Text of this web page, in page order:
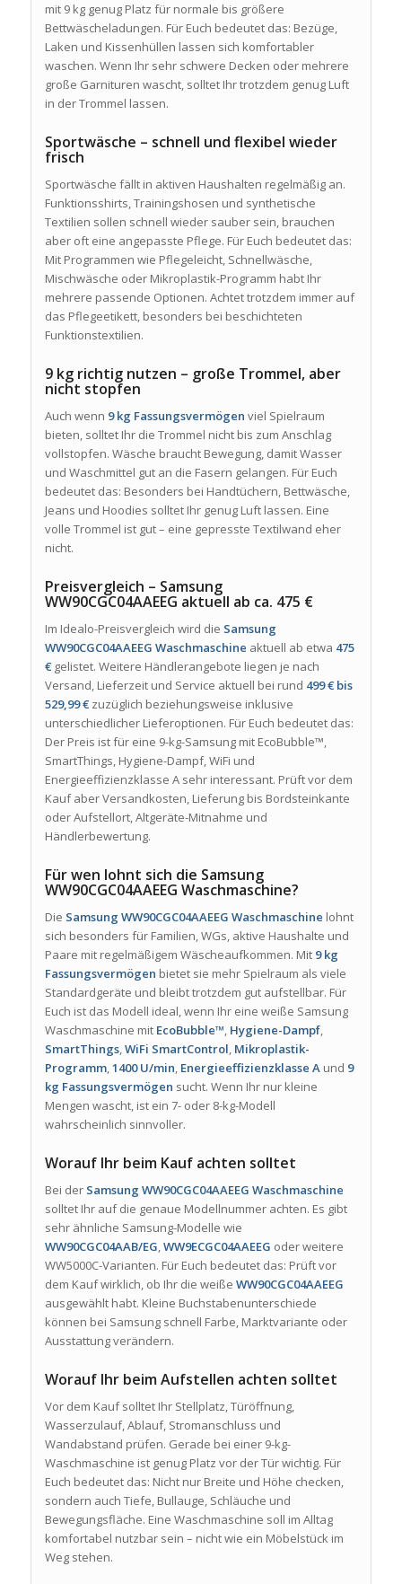
mit 9 kg genug Platz für normale bis größere
Bettwäscheladungen. Für Euch bedeutet das: Bezüge,
Laken und Kissenhüllen lassen sich komfortabler
waschen. Wenn Ihr sehr schwere Decken oder mehrere
große Garnituren wascht, solltet Ihr trotzdem genug Luft
in der Trommel lassen.
Sportwäsche – schnell und flexibel wieder
frisch
Sportwäsche fällt in aktiven Haushalten regelmäßig an.
Funktionsshirts, Trainingshosen und synthetische
Textilien sollen schnell wieder sauber sein, brauchen
aber oft eine angepasste Pflege. Für Euch bedeutet das:
Mit Programmen wie Pflegeleicht, Schnellwäsche,
Mischwäsche oder Mikroplastik-Programm habt Ihr
mehrere passende Optionen. Achtet trotzdem immer auf
das Pflegeetikett, besonders bei beschichteten
Funktionstextilien.
9 kg richtig nutzen – große Trommel, aber
nicht stopfen
Auch wenn 9 kg Fassungsvermögen viel Spielraum
bieten, solltet Ihr die Trommel nicht bis zum Anschlag
vollstopfen. Wäsche braucht Bewegung, damit Wasser
und Waschmittel gut an die Fasern gelangen. Für Euch
bedeutet das: Besonders bei Handtüchern, Bettwäsche,
Jeans und Hoodies solltet Ihr genug Luft lassen. Eine
volle Trommel ist gut – eine gepresste Textilwand eher
nicht.
Preisvergleich – Samsung
WW90CGC04AAEEG aktuell ab ca. 475 €
Im Idealo-Preisvergleich wird die Samsung
WW90CGC04AAEEG Waschmaschine aktuell ab etwa 475
€gelistet. Weitere Händlerangebote liegen je nach
Versand, Lieferzeit und Service aktuell bei rund 499 € bis
529,99 €zuzüglich beziehungsweise inklusive
unterschiedlicher Lieferoptionen. Für Euch bedeutet das:
Der Preis ist für eine 9-kg-Samsung mit EcoBubble™,
SmartThings, Hygiene-Dampf, WiFi und
Energieeffizienzklasse A sehr interessant. Prüft vor dem
Kauf aber Versandkosten, Lieferung bis Bordsteinkante
oder Aufstellort, Altgeräte-Mitnahme und
Händlerbewertung.
Für wen lohnt sich die Samsung
WW90CGC04AAEEG Waschmaschine?
Die Samsung WW90CGC04AAEEG Waschmaschine lohnt
sich besonders für Familien, WGs, aktive Haushalte und
Paare mit regelmäßigem Wäscheaufkommen. Mit 9 kg
Fassungsvermögen bietet sie mehr Spielraum als viele
Standardgeräte und bleibt trotzdem gut aufstellbar. Für
Euch ist das Modell ideal, wenn Ihr eine weiße Samsung
Waschmaschine mit EcoBubble™, Hygiene-Dampf,
SmartThings,WiFi SmartControl, Mikroplastik-
Programm,1400 U/min, Energieeffizienzklasse Aund 9
kg Fassungsvermögen sucht. Wenn Ihr nur kleine
Mengen wascht, ist ein 7- oder 8-kg-Modell
wahrscheinlich sinnvoller.
Worauf Ihr beim Kauf achten solltet
Bei der Samsung WW90CGC04AAEEG Waschmaschine
solltet Ihr auf die genaue Modellnummer achten. Es gibt
sehr ähnliche Samsung-Modelle wie
WW90CGC04AAB/EG,WW9ECGC04AAEEG oder weitere
WW5000C-Varianten. Für Euch bedeutet das: Prüft vor
dem Kauf wirklich, ob Ihr die weiße WW90CGC04AAEEG
ausgewählt habt. Kleine Buchstabenunterschiede
können bei Samsung schnell Farbe, Marktvariante oder
Ausstattung verändern.
Worauf Ihr beim Aufstellen achten solltet
Vor dem Kauf solltet Ihr Stellplatz, Türöffnung,
Wasserzulauf, Ablauf, Stromanschluss und
Wandabstand prüfen. Gerade bei einer 9-kg-
Waschmaschine ist genug Platz vor der Tür wichtig. Für
Euch bedeutet das: Nicht nur Breite und Höhe checken,
sondern auch Tiefe, Bullauge, Schläuche und
Bewegungsfläche. Eine Waschmaschine soll im Alltag
komfortabel nutzbar sein – nicht wie ein Möbelstück im
Weg stehen.